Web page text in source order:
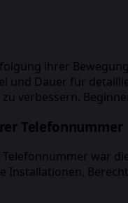
ihrer
und Dauer für
verbessern.
Telefonnummer
war
Installationen,